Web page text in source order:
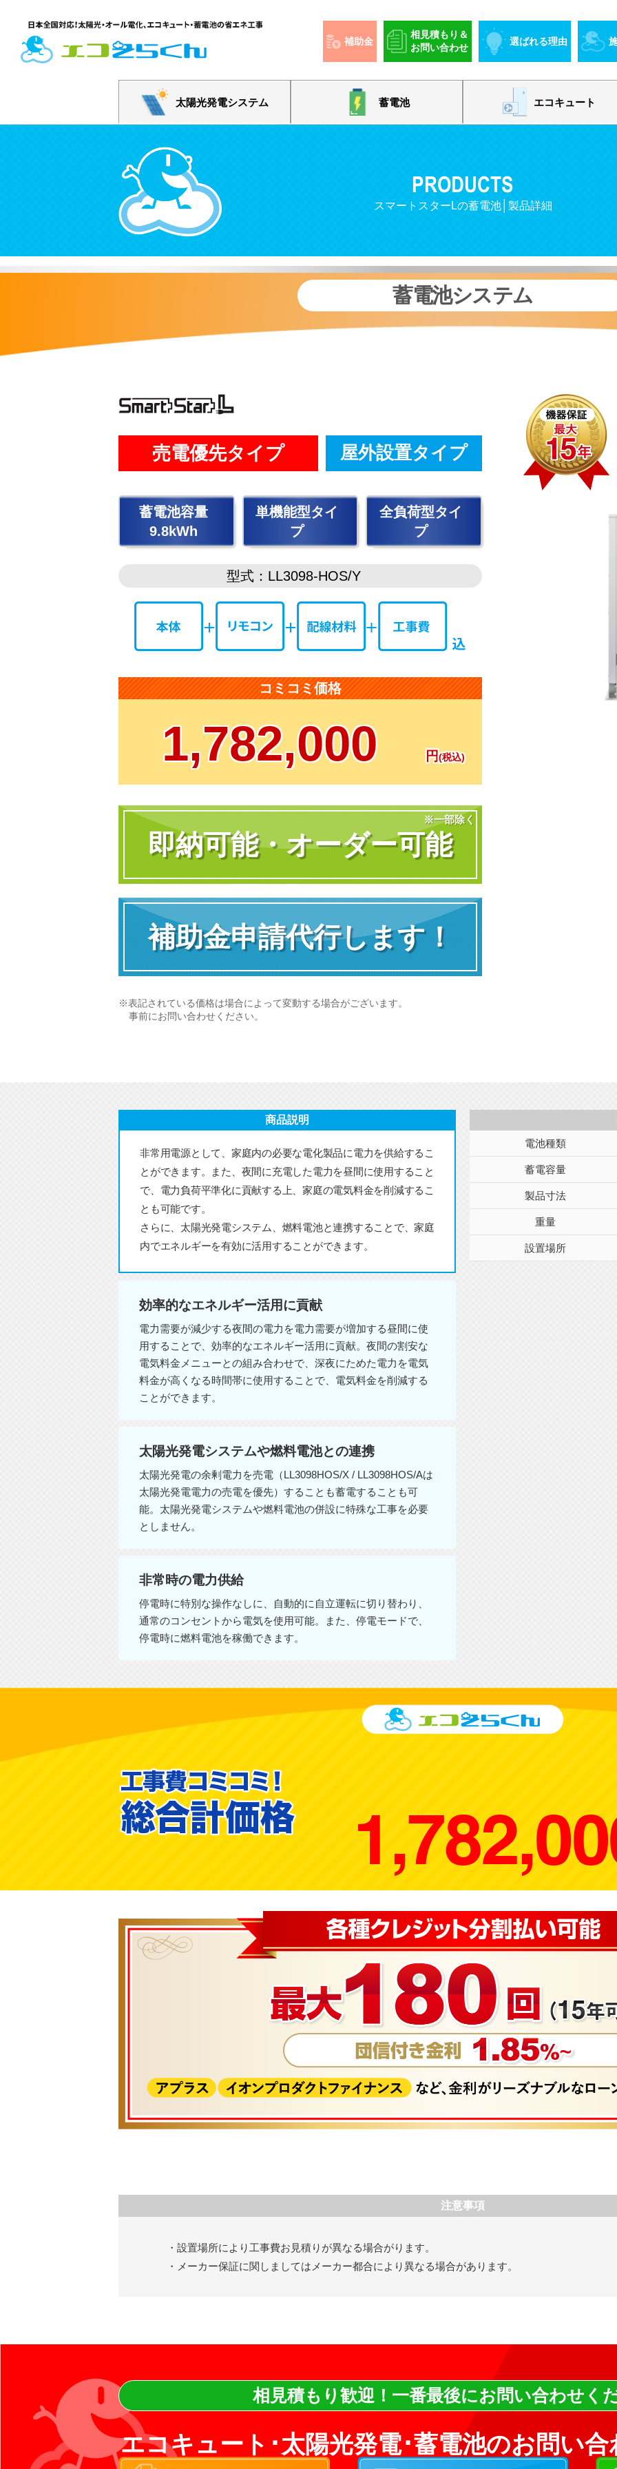
補助金
相見積もり＆
お問い合わせ
選ばれる理由
太陽光発電システム 蓄電池 エコキュート
PRODUCTS
スマートスターLの蓄電池│製品詳細
蓄電池システム
売電優先タイプ 屋外設置タイプ
蓄電池容量
9.8kWh
単機能型タイ
プ
全負荷型タイ
プ
型式：LL3098-HOS/Y
コミコミ価格
1,782,000 円(税込)
即納可能・オーダー可能
※一部除く
補助金申請代行します！
※表記されている価格は場合によって変動する場合がございます。
事前にお問い合わせください。
商品説明
非常用電源として、家庭内の必要な電化製品に電力を供給するこ
とができます。また、夜間に充電した電力を昼間に使用すること
で、電力負荷平準化に貢献する上、家庭の電気料金を削減するこ
とも可能です。
さらに、太陽光発電システム、燃料電池と連携することで、家庭
内でエネルギーを有効に活用することができます。
効率的なエネルギー活用に貢献
電力需要が減少する夜間の電力を電力需要が増加する昼間に使
用することで、効率的なエネルギー活用に貢献。夜間の割安な
電気料金メニューとの組み合わせで、深夜にためた電力を電気
料金が高くなる時間帯に使用することで、電気料金を削減する
ことができます。
太陽光発電システムや燃料電池との連携
太陽光発電の余剰電力を売電（LL3098HOS/X / LL3098HOS/Aは
太陽光発電電力の売電を優先）することも蓄電することも可
能。太陽光発電システムや燃料電池の併設に特殊な工事を必要
としません。
非常時の電力供給
停電時に特別な操作なしに、自動的に自立運転に切り替わり、
通常のコンセントから電気を使用可能。また、停電モードで、
停電時に燃料電池を稼働できます。
電池種類
蓄電容量
製品寸法
重量
設置場所
注意事項
・設置場所により工事費お見積りが異なる場合がります。
・メーカー保証に関しましてはメーカー都合により異なる場合があります。
相見積もり歓迎！ 一番最後にお問い合わせく
エコキュート･太陽光発電･蓄電池のお問い